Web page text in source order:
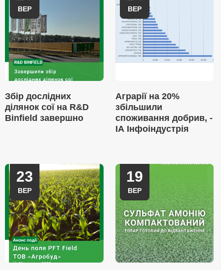
ВЕР
Збір дослідних
ділянок сої на R&D
Binfield завершно
ВЕР
Аграрії на 20%
збільшили
споживання добрив, -
ІА Інфоіндустрія
23
ВЕР
19
ВЕР